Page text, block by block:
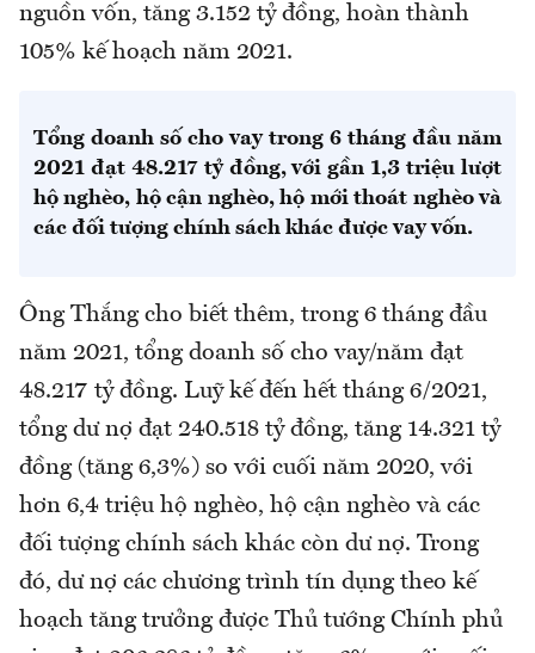
nguồn vốn, tăng 3.152 tỷ đồng, hoàn thành
105% kế hoạch năm 2021.
Tổng doanh số cho vay trong 6 tháng đầu năm
2021 đạt 48.217 tỷ đồng, với gần 1,3 triệu lượt
hộ nghèo, hộ cận nghèo, hộ mới thoát nghèo và
các đối tượng chính sách khác được vay vốn.
Ông Thắng cho biết thêm, trong 6 tháng đầu
năm 2021, tổng doanh số cho vay/năm đạt
48.217 tỷ đồng. Luỹ kế đến hết tháng 6/2021,
tổng dư nợ đạt 240.518 tỷ đồng, tăng 14.321 tỷ
đồng (tăng 6,3%) so với cuối năm 2020, với
hơn 6,4 triệu hộ nghèo, hộ cận nghèo và các
đối tượng chính sách khác còn dư nợ. Trong
đó, dư nợ các chương trình tín dụng theo kế
hoạch tăng trưởng được Thủ tướng Chính phủ